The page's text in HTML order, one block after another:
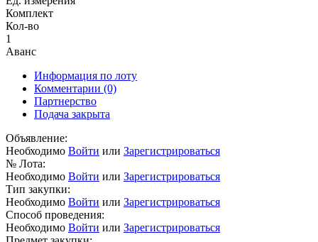
Комплект
Кол-во
1
Аванс
Информация по лоту
Комментарии (0)
Партнерство
Подача закрыта
Объявление:
Необходимо Войти или Зарегистрироваться
№ Лота:
Необходимо Войти или Зарегистрироваться
Тип закупки:
Необходимо Войти или Зарегистрироваться
Способ проведения:
Необходимо Войти или Зарегистрироваться